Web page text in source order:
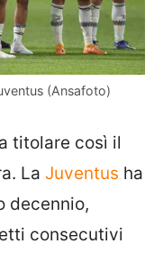
(Ansafoto)
titolare così il
La Juventus ha
decennio,
consecutivi